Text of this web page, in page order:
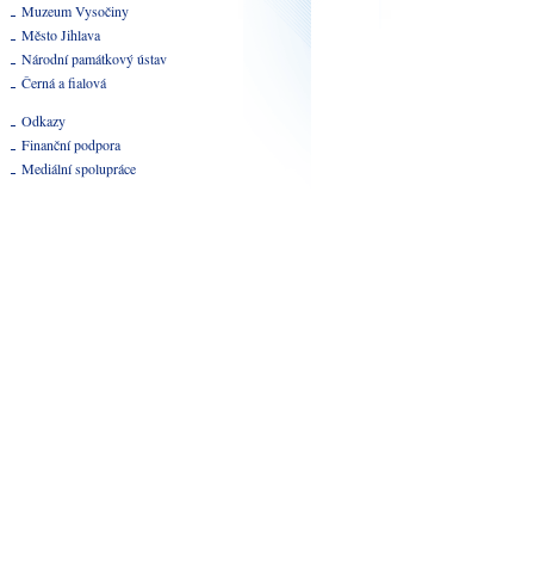
Muzeum Vysočiny
Město Jihlava
Národní památkový ústav
Černá a fialová
Odkazy
Finanční podpora
Mediální spolupráce